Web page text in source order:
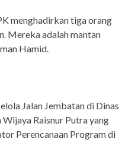
menghadirkan tiga orang
Mereka adalah mantan
Hamid.
Jalan Jembatan di Dinas
Raisnur Putra yang
Perencanaan Program di